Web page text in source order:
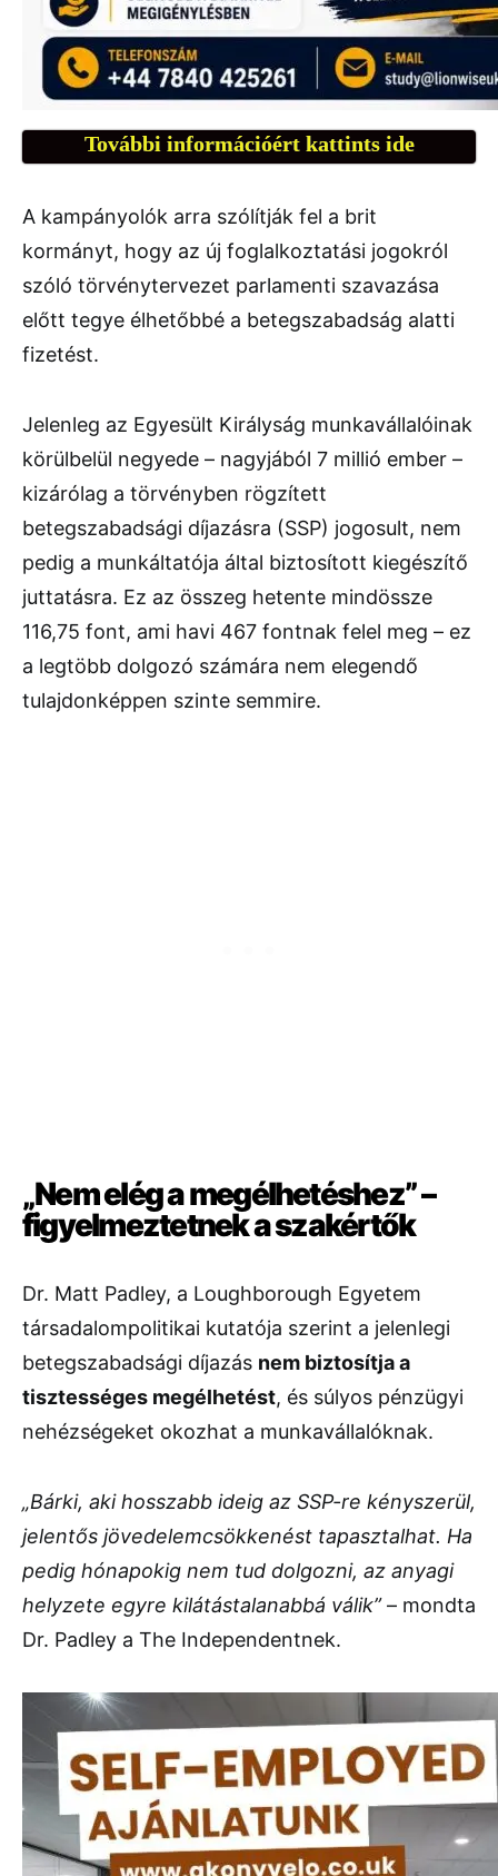
További információért kattints ide
A kampányolók arra szólítják fel a brit
kormányt, hogy az új foglalkoztatási jogokról
szóló törvénytervezet parlamenti szavazása
előtt tegye élhetőbbé a betegszabadság alatti
fizetést.
Jelenleg az Egyesült Királyság munkavállalóinak
körülbelül negyede – nagyjából 7 millió ember –
kizárólag a törvényben rögzített
betegszabadsági díjazásra (SSP) jogosult, nem
pedig a munkáltatója által biztosított kiegészítő
juttatásra. Ez az összeg hetente mindössze
116,75 font, ami havi 467 fontnak felel meg – ez
a legtöbb dolgozó számára nem elegendő
tulajdonképpen szinte semmire.
„Nem elég a megélhetéshez” –
figyelmeztetnek a szakértők
Dr. Matt Padley, a Loughborough Egyetem
társadalompolitikai kutatója szerint a jelenlegi
betegszabadsági díjazás nem biztosítja a
tisztességes megélhetést, és súlyos pénzügyi
nehézségeket okozhat a munkavállalóknak.
„Bárki, aki hosszabb ideig az SSP-re kényszerül,
jelentős jövedelemcsökkenést tapasztalhat. Ha
pedig hónapokig nem tud dolgozni, az anyagi
helyzete egyre kilátástalanabbá válik”– mondta
Dr. Padley a The Independentnek.